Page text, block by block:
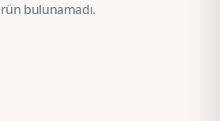
bulunamadı.